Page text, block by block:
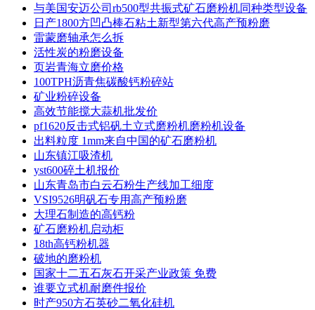
与美国安迈公司rb500型共振式矿石磨粉机同种类型设备
日产1800方凹凸棒石粘土新型第六代高产预粉磨
雷蒙磨轴承怎么拆
活性炭的粉磨设备
页岩青海立磨价格
100TPH沥青焦碳酸钙粉碎站
矿业粉碎设备
高效节能搅大蒜机批发价
pf1620反击式铝矾土立式磨粉机磨粉机设备
出料粒度 1mm来自中国的矿石磨粉机
山东镇江吸渣机
yst600碎土机报价
山东青岛市白云石粉生产线加工细度
VSI9526明矾石专用高产预粉磨
大理石制造的高钙粉
矿石磨粉机启动柜
18th高钙粉机器
破地的磨粉机
国家十二五石灰石开采产业政策 免费
谁要立式机耐磨件报价
时产950方石英砂二氧化硅机